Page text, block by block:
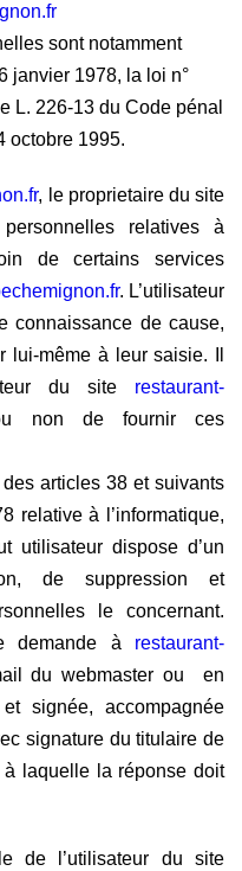
sont notamment
janvier 1978, la loi n°
L. 226-13 du Code pénal
octobre 1995.
, le proprietaire du site
relatives à
de certains services
. L’utilisateur
connaissance de cause,
lui-même à leur saisie. Il
du site restaurant-
non de fournir ces
articles 38 et suivants
relative à l’informatique,
utilisateur dispose d’un
de suppression et
le concernant.
demande à restaurant-
du webmaster ou en
signée, accompagnée
signature du titulaire de
à laquelle la réponse doit
de l’utilisateur du site